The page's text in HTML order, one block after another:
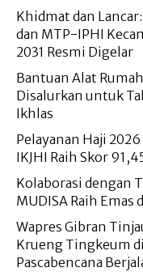
Khidmat dan
dan MTP-IPHI
2031 Resmi Digelar
Bantuan Alat
Disalurkan untuk
Ikhlas
Pelayanan Haji
IKJHI Raih Skor
Kolaborasi dengan
MUDISA Raih Emas
Wapres Gibran
Krueng Tingkeum
Pascabencana